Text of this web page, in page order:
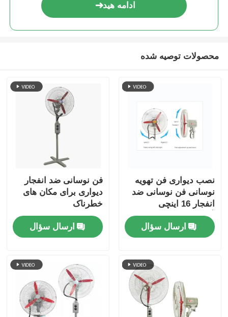
ادامه هید
محصولات توصیه شده
نصب دیواری فن تهویه
نوسانی فن نوسانی ضد
انفجار 16 اینچی
آلومینیومی ATEX
ارسال سؤال
فن نوسانی ضد انفجار
دیواری برای مکان های
خطرناک
ارسال سؤال